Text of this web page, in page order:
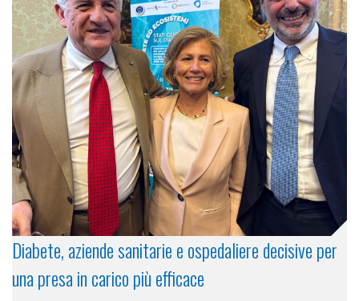
Diabete, aziende sanitarie e ospedaliere decisive per
una presa in carico più efficace